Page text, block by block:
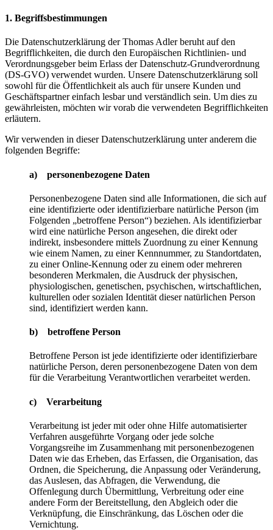
1. Begriffsbestimmungen
Die Datenschutzerklärung der Thomas Adler beruht auf den
Begrifflichkeiten, die durch den Europäischen Richtlinien- und
Verordnungsgeber beim Erlass der Datenschutz-Grundverordnung
(DS-GVO) verwendet wurden. Unsere Datenschutzerklärung soll
sowohl für die Öffentlichkeit als auch für unsere Kunden und
Geschäftspartner einfach lesbar und verständlich sein. Um dies zu
gewährleisten, möchten wir vorab die verwendeten Begrifflichkeiten
erläutern.
Wir verwenden in dieser Datenschutzerklärung unter anderem die
folgenden Begriffe:
a) personenbezogene Daten
Personenbezogene Daten sind alle Informationen, die sich auf
eine identifizierte oder identifizierbare natürliche Person (im
Folgenden „betroffene Person“) beziehen. Als identifizierbar
wird eine natürliche Person angesehen, die direkt oder
indirekt, insbesondere mittels Zuordnung zu einer Kennung
wie einem Namen, zu einer Kennnummer, zu Standortdaten,
zu einer Online-Kennung oder zu einem oder mehreren
besonderen Merkmalen, die Ausdruck der physischen,
physiologischen, genetischen, psychischen, wirtschaftlichen,
kulturellen oder sozialen Identität dieser natürlichen Person
sind, identifiziert werden kann.
b) betroffene Person
Betroffene Person ist jede identifizierte oder identifizierbare
natürliche Person, deren personenbezogene Daten von dem
für die Verarbeitung Verantwortlichen verarbeitet werden.
c) Verarbeitung
Verarbeitung ist jeder mit oder ohne Hilfe automatisierter
Verfahren ausgeführte Vorgang oder jede solche
Vorgangsreihe im Zusammenhang mit personenbezogenen
Daten wie das Erheben, das Erfassen, die Organisation, das
Ordnen, die Speicherung, die Anpassung oder Veränderung,
das Auslesen, das Abfragen, die Verwendung, die
Offenlegung durch Übermittlung, Verbreitung oder eine
andere Form der Bereitstellung, den Abgleich oder die
Verknüpfung, die Einschränkung, das Löschen oder die
Vernichtung.